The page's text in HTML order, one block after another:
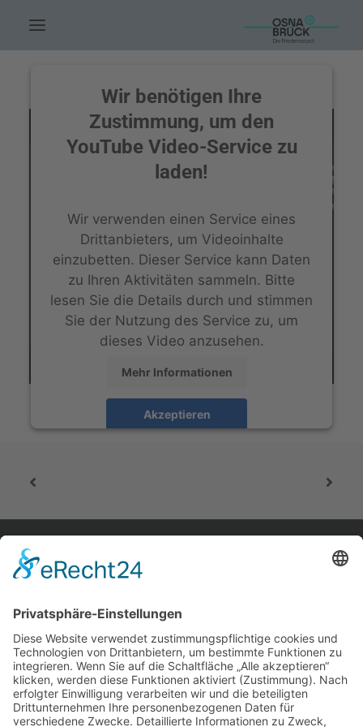
AKTUELLES.
LEUTE.
UNSERE ARBEIT.
KONTAKT.
SUCHE
Wir benötigen Ihre
Zustimmung, um den
YouTube Video-Service zu
laden!
Wir verwenden einen Service eines
Drittanbieters, um Videoinhalte
einzubetten. Dieser Service kann Daten
zu Ihren Aktivitäten sammeln. Bitte
lesen Sie die Details durch und stimmen
Sie der Nutzung des Service zu, um
dieses Video anzusehen.
Mehr Informationen
Akzeptieren
home.
aktuelles.
leute.